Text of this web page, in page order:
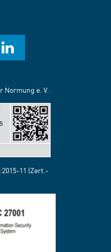
Normung e. V.
11 (Zert.-